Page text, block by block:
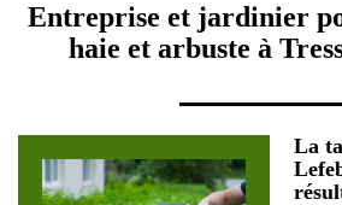
Entreprise et jardinier
haie et arbuste à
La